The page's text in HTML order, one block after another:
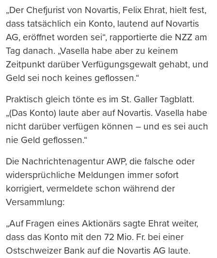
„Der Chefjurist von Novartis, Felix Ehrat, hielt fest,
dass tatsächlich ein Konto, lautend auf Novartis
AG, eröffnet worden sei“, rapportierte die NZZ am
Tag danach. „Vasella habe aber zu keinem
Zeitpunkt darüber Verfügungsgewalt gehabt, und
Geld sei noch keines geflossen.“
Praktisch gleich tönte es im St. Galler Tagblatt.
„(Das Konto) laute aber auf Novartis. Vasella habe
nicht darüber verfügen können – und es sei auch
nie Geld geflossen.“
Die Nachrichtenagentur AWP, die falsche oder
widersprüchliche Meldungen immer sofort
korrigiert, vermeldete schon während der
Versammlung:
„Auf Fragen eines Aktionärs sagte Ehrat weiter,
dass das Konto mit den 72 Mio. Fr. bei einer
Ostschweizer Bank auf die Novartis AG laute.